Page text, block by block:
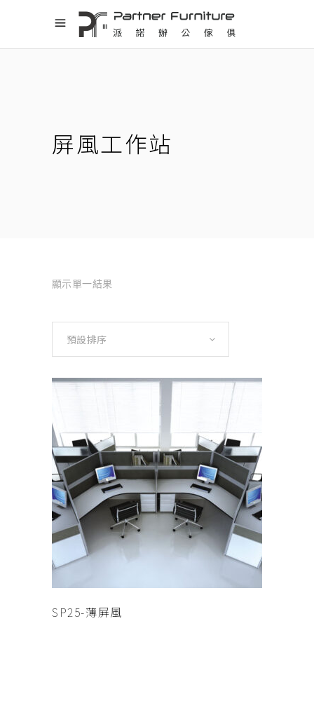
屏風工作站
顯示單一結果
預設排序
SP25-薄屏風